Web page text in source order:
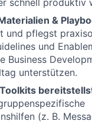
&
und pflegst
und
Business
unterstützen.
(z. B.